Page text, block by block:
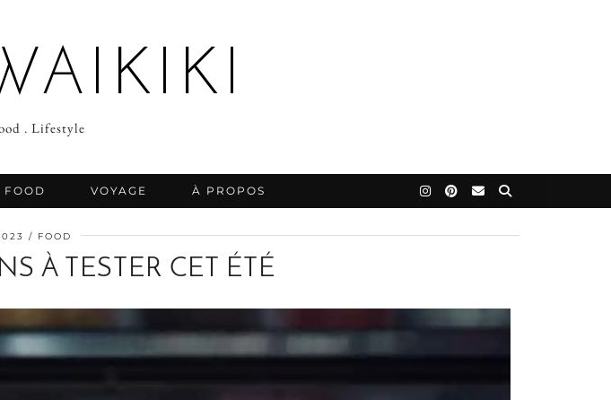
. Lifestyle
FOOD VOYAGE À PROPOS
FOOD
À TESTER CET ÉTÉ